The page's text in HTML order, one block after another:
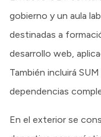
gobierno y un aula
destinadas a
desarrollo web,
También incluirá
dependencias
En el exterior se